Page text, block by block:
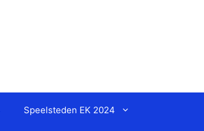
Speelsteden EK 2024